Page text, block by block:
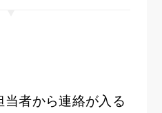
者から連絡が入る